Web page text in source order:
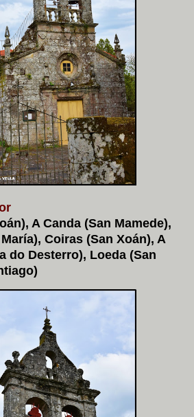
A Canda (San Mamede),
Coiras (San Xoán), A
do Desterro), Loeda (San